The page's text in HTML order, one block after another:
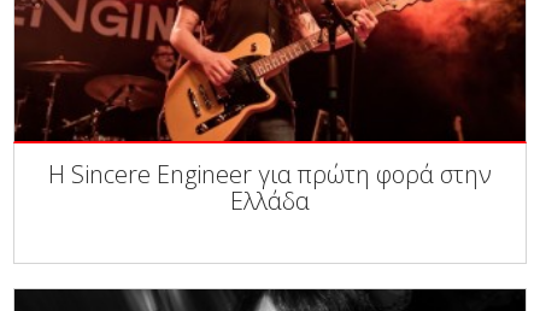
Η Sincere Engineer για πρώτη φορά στην
Ελλάδα